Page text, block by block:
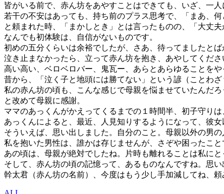
皆がいる前で、赤ん坊をあやすことはできても、いざ、一
若干の不安はあっても、持ち前のプラス思考で、「まあ、
と頼まれた時、「まかしとき」とは言ったものの、「大丈
なんでも初体験は、自信がないものです。
初めの五分くらいは余裕でしたが、さあ、待ってましたとば
泣き止まなかったら、立って赤ん坊を抱き、あやしてくだ
高い高い、ベロベロバー、鬼瓦ー、あらとあらゆることを
昔から、「泣く子と地頭には勝てない」という諺（ことわ
私の赤ん坊の頃も、こんな感じで母親を悩ませていたんだ
と改めて母親に感謝。
ママのあっくんがかえってくるまでの１時間半、初子守りは
あっくんによると、最近、人見知りするようになって、彼
そういえば、思い出しました。自分のこと。母親以外の男
私を抱いた男性は、誰かは存じませんが、さぞや困ったこ
あの頃は、母親が絶対でしたね。片時も離れることは私にと
そして、赤ん坊の頃の記憶って、あるものなんですね。思
幹太君（赤ん坊の名前）、今度はもう少し手加減してね、頼